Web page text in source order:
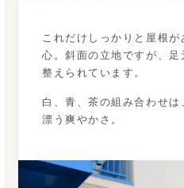
これだけしっかりと屋根
心。斜面の立地ですが、足
整えられています。
白、青、茶の組み合わせは
漂う爽やかさ。